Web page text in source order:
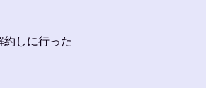
しに行った